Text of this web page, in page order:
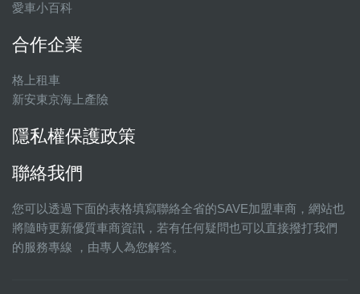
愛車小百科
合作企業
格上租車
新安東京海上產險
隱私權保護政策
聯絡我們
您可以透過下面的表格填寫聯絡全省的SAVE加盟車商，網站也
將隨時更新優質車商資訊，若有任何疑問也可以直接撥打我們
的服務專線 ，由專人為您解答。